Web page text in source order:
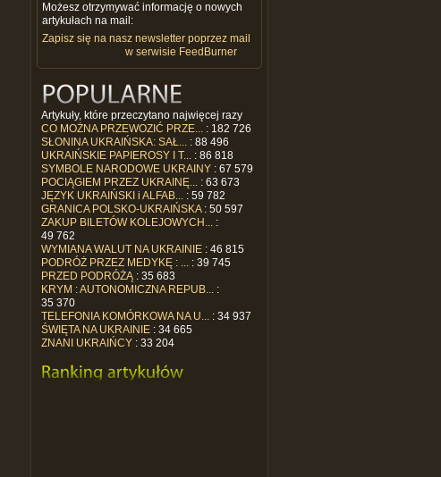
Możesz otrzymywać informację o nowych
artykułach na mail:
Zapisz się na nasz newsletter poprzez mail
w serwisie FeedBurner
Artykuły, które przeczytano najwięcej razy
CO MOŻNA PRZEWOZIĆ PRZE... : 182 726
SŁONINA UKRAIŃSKA: SAŁ... : 88 496
UKRAIŃSKIE PAPIEROSY I T... : 86 818
SYMBOLE NARODOWE UKRAINY : 67 579
POCIĄGIEM PRZEZ UKRAINĘ... : 63 673
JĘZYK UKRAIŃSKI i ALFAB... : 59 782
GRANICA POLSKO-UKRAIŃSKA: 50 597
ZAKUP BILETÓW KOLEJOWYCH... :
49 762
WYMIANA WALUT NA UKRAINIE : 46 815
PODRÓŻ PRZEZ MEDYKĘ : ... : 39 745
PRZED PODRÓŻĄ : 35 683
KRYM : AUTONOMICZNA REPUB... :
35 370
TELEFONIA KOMÓRKOWA NA U... : 34 937
ŚWIĘTA NA UKRAINIE : 34 665
ZNANI UKRAIŃCY : 33 204